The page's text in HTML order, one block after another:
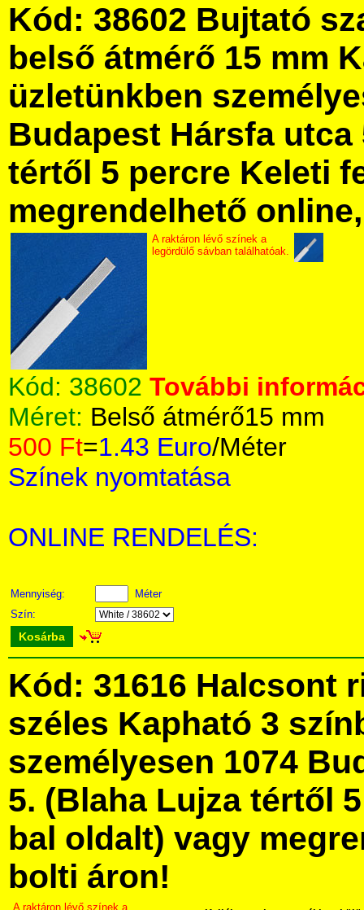
Kód: 38602 Bujtató
belső átmérő 15 mm
üzletünkben
Budapest Hársfa utca
tértől 5 percre Keleti
megrendelhető
A raktáron lévő színek a
legördülő sávban találhatóak.
Kód: 38602 További
Méret: Belső átmérő15 mm
500 Ft=1.43 Euro/Méter
Színek nyomtatása
ONLINE RENDELÉS:
Mennyiség:
Méter
Szín:
Kosárba
Kód: 31616 Halcsont
széles Kapható 3
személyesen 1074
5. (Blaha Lujza tértől
bal oldalt) vagy
bolti áron!
A raktáron lévő színek a